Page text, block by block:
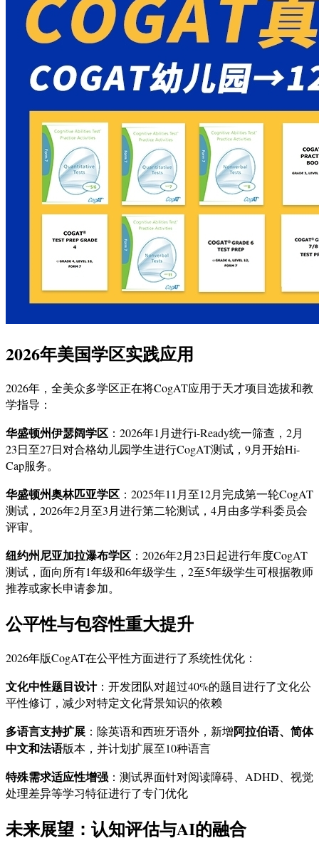
2026年美国学区实践应用
2026年，全美众多学区正在将CogAT应用于天才项目选拔和教
学指导：
华盛顿州伊瑟阔学区 ：2026年1月进行i-Ready统一筛查，2月
23日至27日对合格幼儿园学生进行CogAT测试，9月开始Hi-
Cap服务。
华盛顿州奥林匹亚学区 ：2025年11月至12月完成第一轮CogAT
测试，2026年2月至3月进行第二轮测试，4月由多学科委员会
评审。
纽约州尼亚加拉瀑布学区 ：2026年2月23日起进行年度CogAT
测试，面向所有1年级和6年级学生，2至5年级学生可根据教师
推荐或家长申请参加。
公平性与包容性重大提升
2026年版CogAT在公平性方面进行了系统性优化：
文化中性题目设计：开发团队对超过40%的题目进行了文化公
平性修订，减少对特定文化背景知识的依赖
多语言支持扩展 ：除英语和西班牙语外，新增阿拉伯语、简体
中文和法语版本，并计划扩展至10种语言
特殊需求适应性增强 ：测试界面针对阅读障碍、ADHD、视觉
处理差异等学习特征进行了专门优化
未来展望：认知评估与AI的融合